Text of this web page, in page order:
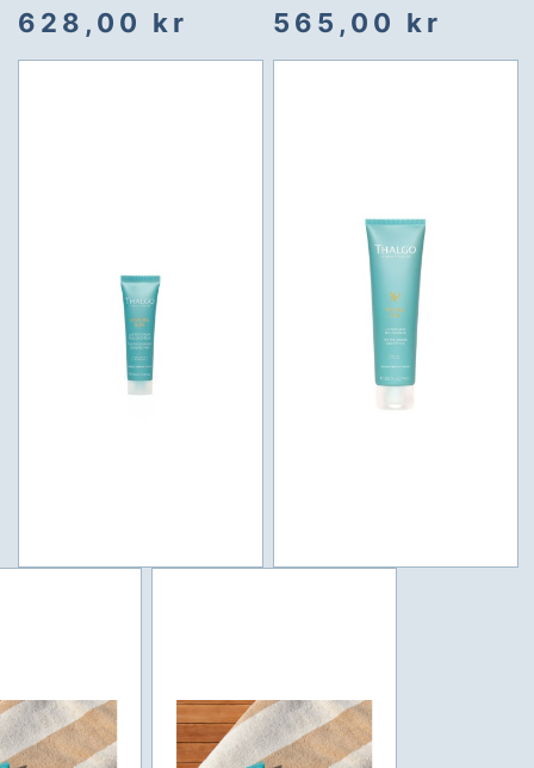
628,00 kr 565,00 kr